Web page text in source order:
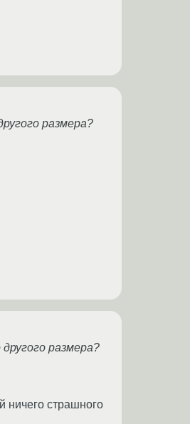
размера?
размера?
ничего страшного